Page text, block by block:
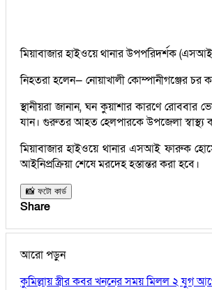
মিয়াবাজার হাইওয়ে থানার উপপরিদর্শক
নিহতরা হলেন— নোয়াখালী কোম্পানীগঞ্জের
স্থানীয়রা জানান, ঘন কুয়াশার কারণে
যান। গুরুতর আহত হেলপারকে উপজেলা স্বাস্থ্য
মিয়াবাজার হাইওয়ে থানার এসআই ফারুক
আইনিপ্রক্রিয়া শেষে মরদেহ হস্তান্তর করা হবে।
📸 ফটো কার্ড
Share
আরো পড়ুন
কুমিল্লায় স্ত্রীর কবর খননের সময় মিলল ২ যুগ